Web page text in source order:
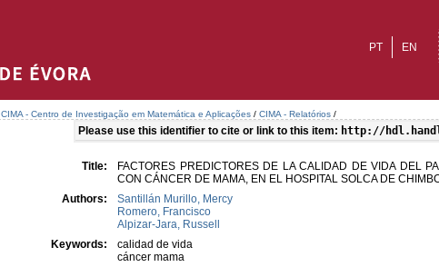
EN
PT
CIMA - Centro de Investigação em Matemática e Aplicações / CIMA - Relatórios /
Please use this identifier to cite or link to this item: http://
Title:
FACTORES PREDICTORES DE LA CALIDAD DE VIDA DEL
CON CÁNCER DE MAMA, EN EL HOSPITAL SOLCA DE
Authors:
Santillán Murillo, Mercy
Romero, Francisco
Alpizar-Jara, Russell
Keywords:
calidad de vida
cáncer mama